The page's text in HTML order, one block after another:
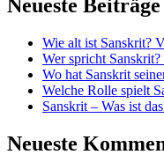
Neueste Beiträge
Wie alt ist Sanskrit?
Wer spricht
Wo hat Sanskrit
Welche Rolle spielt
Sanskrit – Was ist
Neueste